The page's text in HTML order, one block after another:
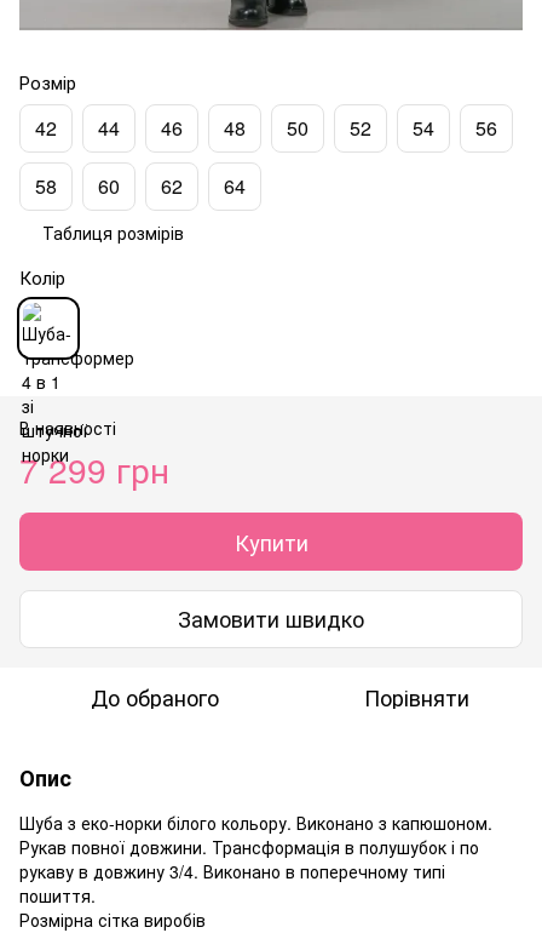
Розмір
42 44 46 48 50 52 54 56
58 60 62 64
Таблиця розмірів
Колір
В наявності
7 299 грн
Купити
Замовити швидко
До обраного Порівняти
Опис
Шуба з еко-норки білого кольору. Виконано з капюшоном.
Рукав повної довжини. Трансформація в полушубок і по
рукаву в довжину 3/4. Виконано в поперечному типі
пошиття.
Розмірна сітка виробів